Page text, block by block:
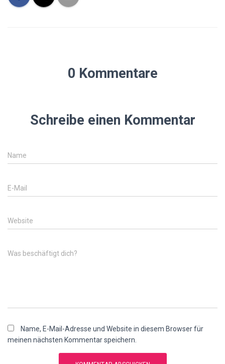
0 Kommentare
Schreibe einen Kommentar
Name
E-Mail
Website
Was beschäftigt dich?
Name, E-Mail-Adresse und Website in diesem Browser für
meinen nächsten Kommentar speichern.